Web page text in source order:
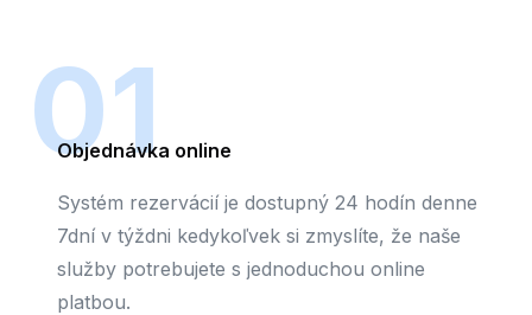
01
Objednávka online
Systém rezervácií je dostupný 24 hodín denne
7dní v týždni kedykoľvek si zmyslíte, že naše
služby potrebujete s jednoduchou online
platbou.